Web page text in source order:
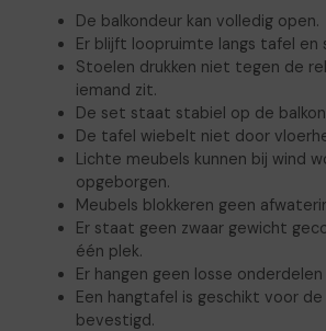
De balkondeur kan volledig open.
Er blijft loopruimte langs tafel en
Stoelen drukken niet tegen de
iemand zit.
De set staat stabiel op de
De tafel wiebelt niet door
Lichte meubels kunnen bij wind
opgeborgen.
Meubels blokkeren geen
Er staat geen zwaar gewicht
één plek.
Er hangen geen losse
Een hangtafel is geschikt voor
bevestigd.